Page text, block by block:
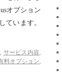
オプション
ています。
, サービス内容,
料オプション,